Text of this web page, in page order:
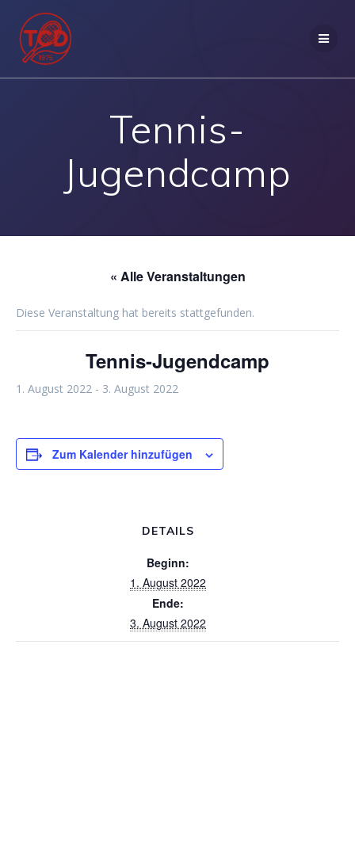
Tennis-
Jugendcamp
« Alle Veranstaltungen
Diese Veranstaltung hat bereits stattgefunden.
Tennis-Jugendcamp
1. August 2022 - 3. August 2022
Zum Kalender hinzufügen
DETAILS
Beginn:
1. August 2022
Ende:
3. August 2022